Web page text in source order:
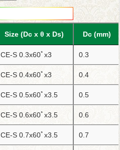
Size (Dc x θ x Ds) Dc (mm)
CE-S 0.3x60ﾟx3 0.3
CE-S 0.4x60ﾟx3 0.4
CE-S 0.5x60ﾟx3.5 0.5
CE-S 0.6x60ﾟx3.5 0.6
CE-S 0.7x60ﾟx3.5 0.7